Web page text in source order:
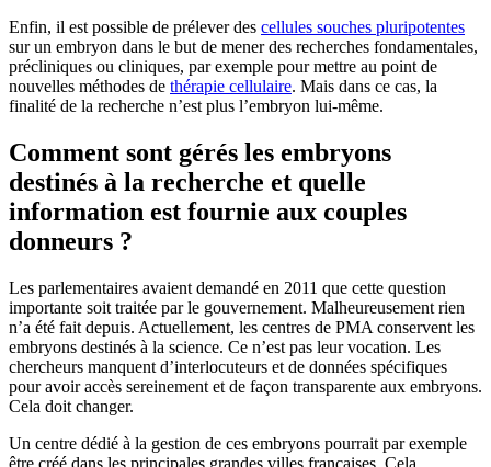
Enfin, il est possible de prélever des cellules souches pluripotentes
sur un embryon dans le but de mener des recherches fondamentales,
précliniques ou cliniques, par exemple pour mettre au point de
nouvelles méthodes de thérapie cellulaire. Mais dans ce cas, la
finalité de la recherche n’est plus l’embryon lui-même.
Comment sont gérés les embryons
destinés à la recherche et quelle
information est fournie aux couples
donneurs ?
Les parlementaires avaient demandé en 2011 que cette question
importante soit traitée par le gouvernement. Malheureusement rien
n’a été fait depuis. Actuellement, les centres de PMA conservent les
embryons destinés à la science. Ce n’est pas leur vocation. Les
chercheurs manquent d’interlocuteurs et de données spécifiques
pour avoir accès sereinement et de façon transparente aux embryons.
Cela doit changer.
Un centre dédié à la gestion de ces embryons pourrait par exemple
être créé dans les principales grandes villes françaises. Cela